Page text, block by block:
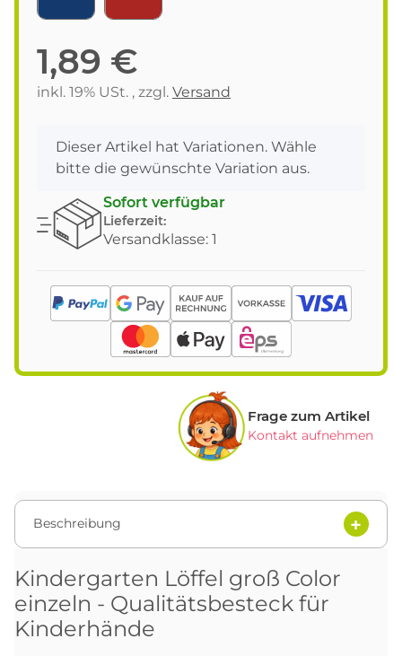
1,89 €
inkl. 19% USt. , zzgl. Versand
x
Dieser Artikel hat Variationen. Wähle
bitte die gewünschte Variation aus.
Sofort verfügbar
Lieferzeit:
Versandklasse: 1
Frage zum Artikel
Kontakt aufnehmen
Beschreibung
Kindergarten Löffel groß Color
einzeln - Qualitätsbesteck für
Kinderhände